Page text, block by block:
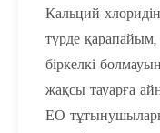
Кальций
түрде
біркелкі
жақсы тауарға
ЕО